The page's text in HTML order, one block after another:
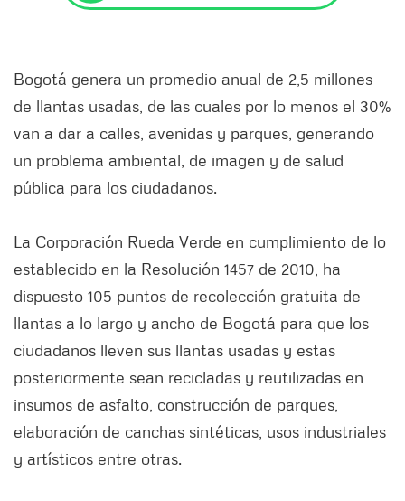
Bogotá genera un promedio anual de 2,5 millones
de llantas usadas, de las cuales por lo menos el 30%
van a dar a calles, avenidas y parques, generando
un problema ambiental, de imagen y de salud
pública para los ciudadanos.
La Corporación Rueda Verde en cumplimiento de lo
establecido en la Resolución 1457 de 2010, ha
dispuesto 105 puntos de recolección gratuita de
llantas a lo largo y ancho de Bogotá para que los
ciudadanos lleven sus llantas usadas y estas
posteriormente sean recicladas y reutilizadas en
insumos de asfalto, construcción de parques,
elaboración de canchas sintéticas, usos industriales
y artísticos entre otras.